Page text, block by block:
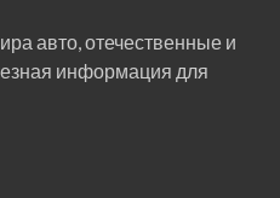
авто, отечественные и
информация для